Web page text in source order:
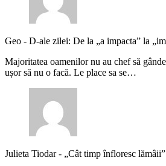
Geo - D-ale zilei: De la „a impacta” la
Majoritatea oamenilor nu au chef să
ușor să nu o facă. Le place sa se…
Julieta Tiodar- „Cât timp înfloresc